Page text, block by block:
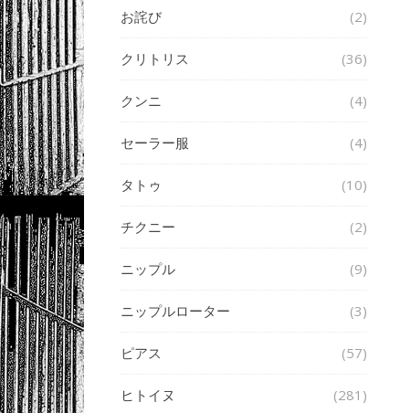
お詫び (2)
クリトリス (36)
クンニ (4)
セーラー服 (4)
タトゥ (10)
チクニー (2)
ニップル (9)
ニップルローター (3)
ピアス (57)
ヒトイヌ (281)